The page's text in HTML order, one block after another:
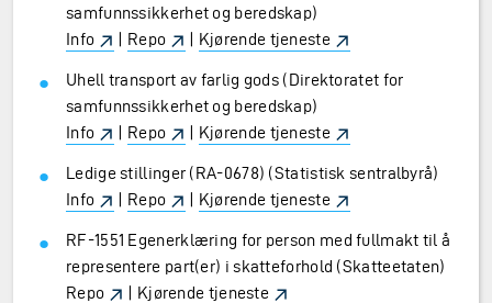
samfunnssikkerhet og beredskap)
Info
| Repo | Kjørende tjeneste
Uhell transport av farlig gods (Direktoratet for
samfunnssikkerhet og beredskap)
Info
| Repo | Kjørende tjeneste
Ledige stillinger (RA-0678) (Statistisk sentralbyrå)
Info
| Repo | Kjørende tjeneste
RF-1551 Egenerklæring for person med fullmakt til å
representere part(er) i skatteforhold (Skatteetaten)
Repo
| Kjørende tjeneste